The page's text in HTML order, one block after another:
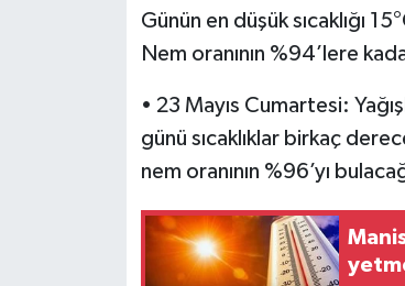
Günün en düşük sıcaklığı
Nem oranının %94’lere
• 23 Mayıs Cumartesi:
günü sıcaklıklar birkaç
nem oranının %96’yı